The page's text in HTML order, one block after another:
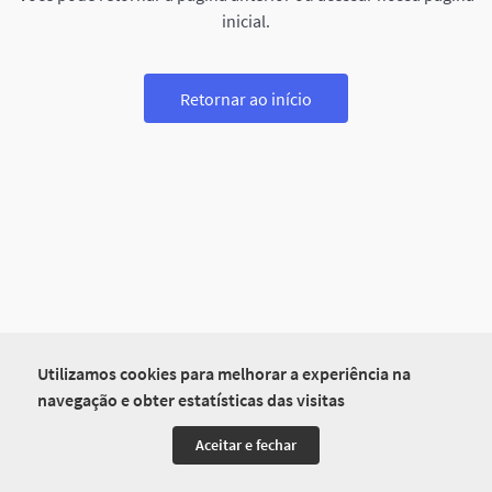
Utilizamos cookies para melhorar a experiência na
navegação e obter estatísticas das visitas
Aceitar e fechar
inicial.
Retornar ao início